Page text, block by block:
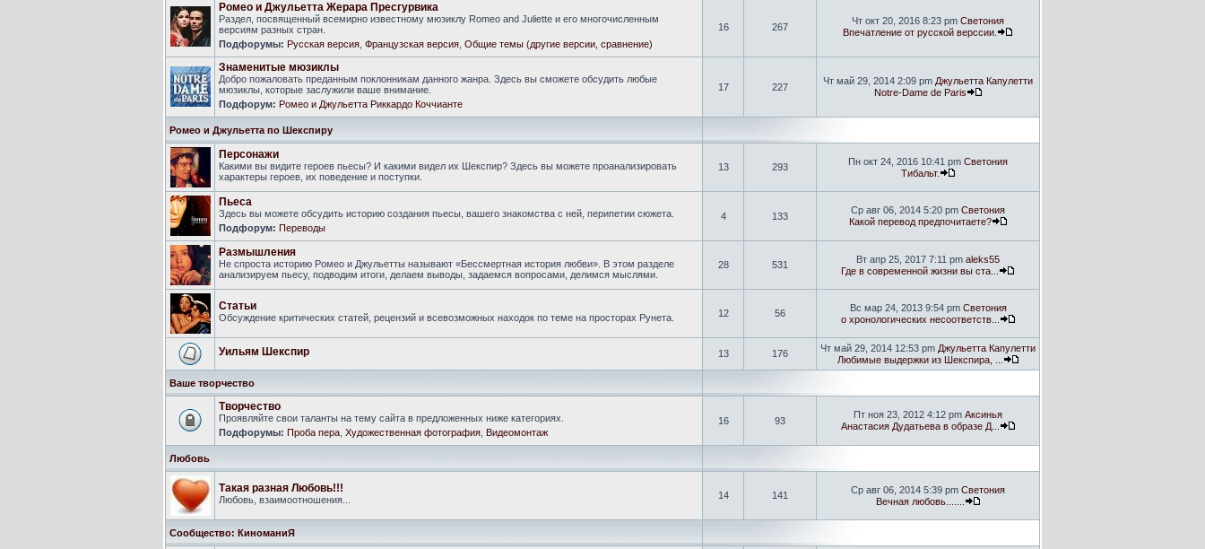
Ромео и Джульетта Жерара Пресгурвика
Раздел, посвященный всемирно известному мюзиклу Romeo and Juliette и его многочисленным
версиям разных стран.
Подфорумы: Русская версия Французская версия Общие темы (другие версии, сравнение)
16 267
Чт окт 20, 2016 8:23 pm Светония
Впечатление от русской верссии.
Знаменитые мюзиклы
Добро пожаловать преданным поклонникам данного жанра. Здесь вы сможете обсудить любые
мюзиклы, которые заслужили ваше внимание.
Подфорум: Ромео и Джульетта Риккардо Коччианте
17 227
Чт май 29, 2014 2:09 pm Джульетта Капулетти
Notre-Dame de Paris
Ромео и Джульетта по Шекспиру
Персонажи
Какими вы видите героев пьесы? И какими видел их Шекспир? Здесь вы можете проанализировать
характеры героев, их поведение и поступки.
13 293 Пн окт 24, 2016 10:41 pm Светония
Тибальт.
Пьеса
Здесь вы можете обсудить историю создания пьесы, вашего знакомства с ней, перипетии сюжета.
Подфорум: Переводы
4 133
Ср авг 06, 2014 5:20 pm Светония
Какой перевод предпочитаете?
Размышления
Не спроста историю Ромео и Джульетты называют «Бессмертная история любви». В этом разделе
анализируем пьесу, подводим итоги, делаем выводы, задаемся вопросами, делимся мыслями.
28 531 Вт апр 25, 2017 7:11 pm aleks55
Где в современной жизни вы ста...
Статьи
Обсуждение критических статей, рецензий и всевозможных находок по теме на просторах Рунета. 12 56 Вс мар 24, 2013 9:54 pm Светония
о хронологических несоответств...
Уильям Шекспир 13 176 Чт май 29, 2014 12:53 pm Джульетта Капулетти
Любимые выдержки из Шекспира, ...
Ваше творчество
Творчество
Проявляйте свои таланты на тему сайта в предложенных ниже категориях.
Подфорумы: Проба пера Художественная фотография Видеомонтаж
16 93
Пт ноя 23, 2012 4:12 pm Аксинья
Анастасия Дудатьева в образе Д...
Любовь
Такая разная Любовь!!!
Любовь, взаимоотношения... 14 141 Ср авг 06, 2014 5:39 pm Светония
Вечная любовь.......
Сообщество: КиноманиЯ